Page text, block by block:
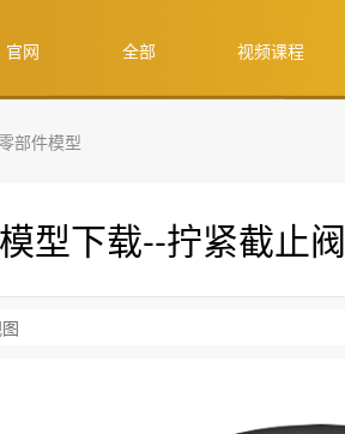
官网 全部 视频课程
部件模型
型下载--拧紧截止阀